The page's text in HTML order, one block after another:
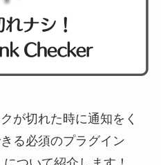
が切れた時に通知をく
る必須のプラグイン